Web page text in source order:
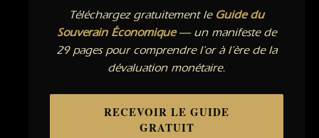
Téléchargez gratuitement le Guide du
Souverain Économique— un manifeste de
29 pages pour comprendre l’or à l’ère de la
dévaluation monétaire.
RECEVOIR LE GUIDE
GRATUIT